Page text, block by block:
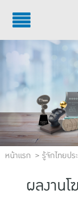
บริการลูกค้า
บริการตัวแทน
รู้จักไทยประกันชีวิต
นักลงทุนสัมพันธ์
เพื่อสังคมไทย
ติดต่อไทยประกัน
หน้าแรก รู้จักไทยปร
ผลงาน